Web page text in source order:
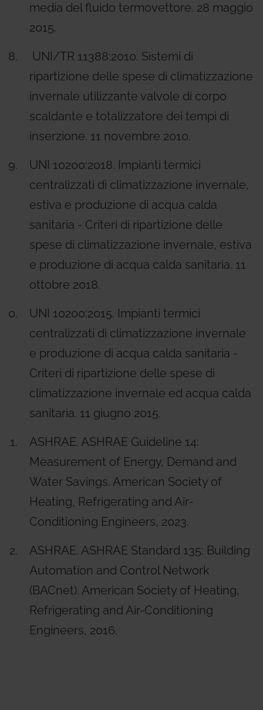
media del fluido termovettore. 28 maggio
2015.
UNI/TR 11388:2010. Sistemi di
ripartizione delle spese di climatizzazione
invernale utilizzante valvole di corpo
scaldante e totalizzatore dei tempi di
inserzione. 11 novembre 2010.
UNI 10200:2018. Impianti termici
centralizzati di climatizzazione invernale,
estiva e produzione di acqua calda
sanitaria - Criteri di ripartizione delle
spese di climatizzazione invernale, estiva
e produzione di acqua calda sanitaria. 11
ottobre 2018.
UNI 10200:2015. Impianti termici
centralizzati di climatizzazione invernale
e produzione di acqua calda sanitaria -
Criteri di ripartizione delle spese di
climatizzazione invernale ed acqua calda
sanitaria. 11 giugno 2015.
ASHRAE. ASHRAE Guideline 14:
Measurement of Energy, Demand and
Water Savings. American Society of
Heating, Refrigerating and Air-
Conditioning Engineers, 2023.
ASHRAE. ASHRAE Standard 135: Building
Automation and Control Network
(BACnet). American Society of Heating,
Refrigerating and Air-Conditioning
Engineers, 2016.